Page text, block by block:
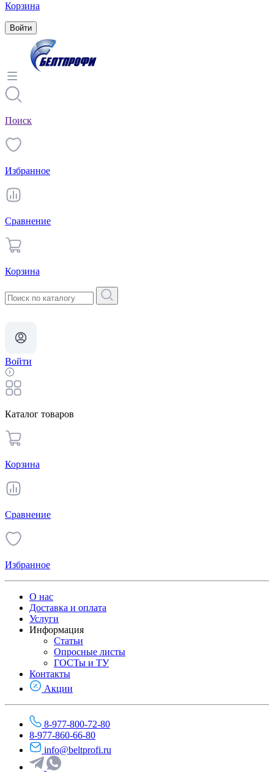
Корзина
Войти
Поиск
Избранное
Сравнение
Корзина
Войти
Каталог товаров
Корзина
Сравнение
Избранное
О нас
Доставка и оплата
Услуги
Информация
Статьи
Опросные листы
ГОСТы и ТУ
Контакты
Акции
8-977-800-72-80
8-977-860-66-80
info@beltprofi.ru